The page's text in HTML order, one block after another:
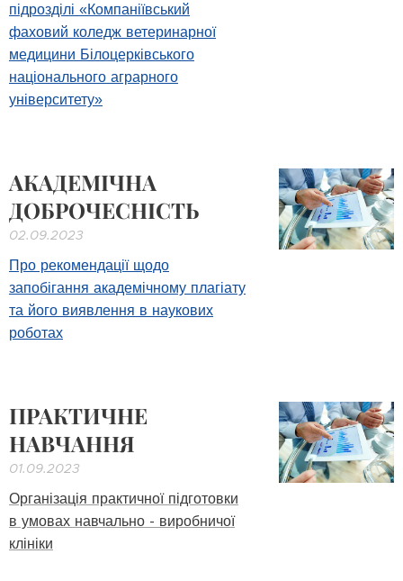
підрозділі «Компаніївський
фаховий коледж ветеринарної
медицини Білоцерківського
національного аграрного
університету»
АКАДЕМІЧНА
ДОБРОЧЕСНІСТЬ
02.09.2023
Про рекомендації щодо
запобігання академічному плагіату
та його виявлення в наукових
роботах
ПРАКТИЧНЕ
НАВЧАННЯ
01.09.2023
Організація практичної підготовки
в умовах навчально - виробничої
клініки